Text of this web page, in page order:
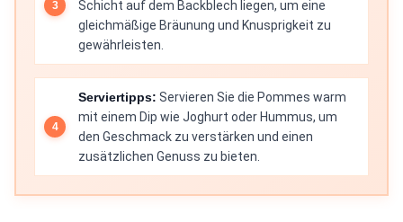
Schicht auf dem Backblech liegen, um eine
gleichmäßige Bräunung und Knusprigkeit zu
gewährleisten.
Serviertipps: Servieren Sie die Pommes warm
mit einem Dip wie Joghurt oder Hummus, um
den Geschmack zu verstärken und einen
zusätzlichen Genuss zu bieten.